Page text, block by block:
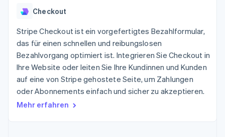
Finanzdaten
Mehr
Product roadmap
Ausblick
Radar
Start-up-Gründung
Gemeinnützige
Organisationen
Fachdienstleistungen
Öffentlicher Sektor
Einzelhandel
Ecosystem
Partner
Ressourcen
App-Integrationen
Code-Beispiele
Entwickler-Blog
API-Status
Checkout
Stripe Checkout ist ein vorgefertigtes Bezahlformular,
das für einen schnellen und reibungslosen
Bezahlvorgang optimiert ist. Integrieren Sie Checkout in
Ihre Website oder leiten Sie Ihre Kundinnen und Kunden
auf eine von Stripe gehostete Seite, um Zahlungen
oder Abonnements einfach und sicher zu akzeptieren.
Mehr erfahren